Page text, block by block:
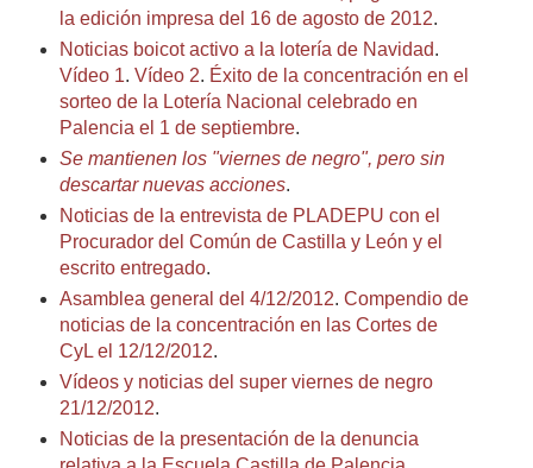
la edición impresa del 16 de agosto de 2012.
Noticias boicot activo a la lotería de Navidad.
Vídeo 1. Vídeo 2. Éxito de la concentración en el
sorteo de la Lotería Nacional celebrado en
Palencia el 1 de septiembre.
Se mantienen los "viernes de negro", pero sin
descartar nuevas acciones.
Noticias de la entrevista de PLADEPU con el
Procurador del Común de Castilla y León y el
escrito entregado.
Asamblea general del 4/12/2012. Compendio de
noticias de la concentración en las Cortes de
CyL el 12/12/2012.
Vídeos y noticias del super viernes de negro
21/12/2012.
Noticias de la presentación de la denuncia